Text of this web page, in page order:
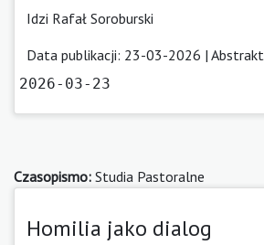
Idzi Rafał Soroburski
Data publikacji: 23-03-2026 | Abstrakt
2026-03-23
Czasopismo: Studia Pastoralne
Homilia jako dialog